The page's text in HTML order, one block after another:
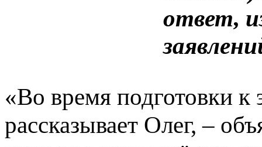
ответ,
«Во время подготовки к
рассказывает Олег, –